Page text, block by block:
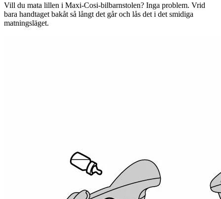
Vill du mata lillen i Maxi-Cosi-bilbarnstolen? Inga problem. Vrid
bara handtaget bakåt så långt det går och lås det i det smidiga
matningsläget.